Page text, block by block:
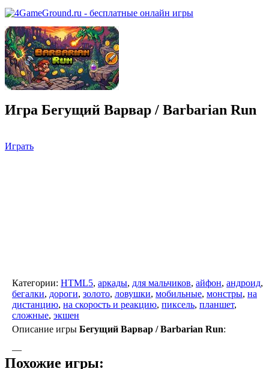
Игра Бегущий Варвар / Barbarian Run
Играть
Категории: HTML5, аркады, для мальчиков, айфон, андроид,
бегалки, дороги, золото, ловушки, мобильные, монстры, на
дистанцию, на скорость и реакцию, пиксель, планшет,
сложные, экшен
Описание игры Бегущий Варвар / Barbarian Run:
—
Похожие игры: